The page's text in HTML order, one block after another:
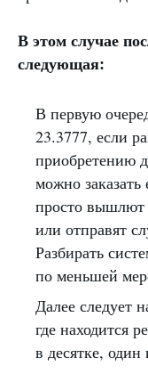
В этом случае
следующая:
В первую
23.3777, если
приобретению
можно
просто вышлют
или отправят
Разбирать
по меньшей
Далее следует
где находится
в десятке,